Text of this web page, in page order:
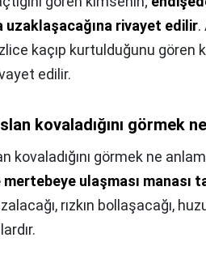
uzaklaşacağına rivayet edilir.
kaçıp kurtulduğunu gören
edilir.
kovaladığını görmek
kovaladığını görmek ne
ulaşması manası
rızkın bollaşacağı,